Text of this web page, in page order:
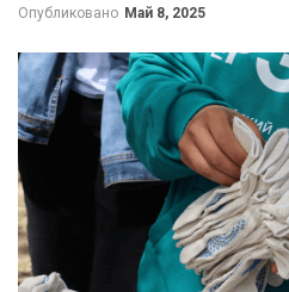
Опубликовано Май 8, 2025